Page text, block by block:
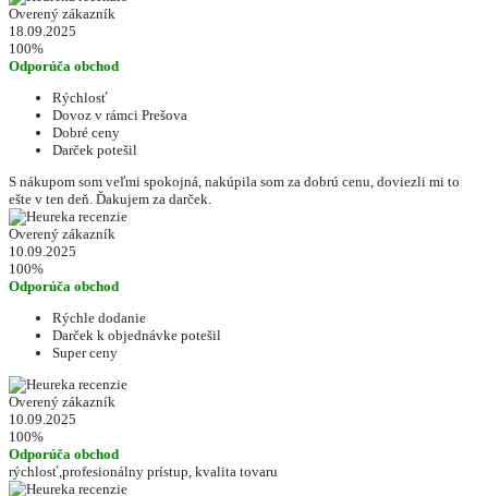
Overený zákazník
18.09.2025
100%
Odporúča obchod
Rýchlosť
Dovoz v rámci Prešova
Dobré ceny
Darček potešil
S nákupom som veľmi spokojná, nakúpila som za dobrú cenu, doviezli mi to
ešte v ten deň. Ďakujem za darček.
Overený zákazník
10.09.2025
100%
Odporúča obchod
Rýchle dodanie
Darček k objednávke potešil
Super ceny
Overený zákazník
10.09.2025
100%
Odporúča obchod
rýchlosť,profesionálny prístup, kvalita tovaru